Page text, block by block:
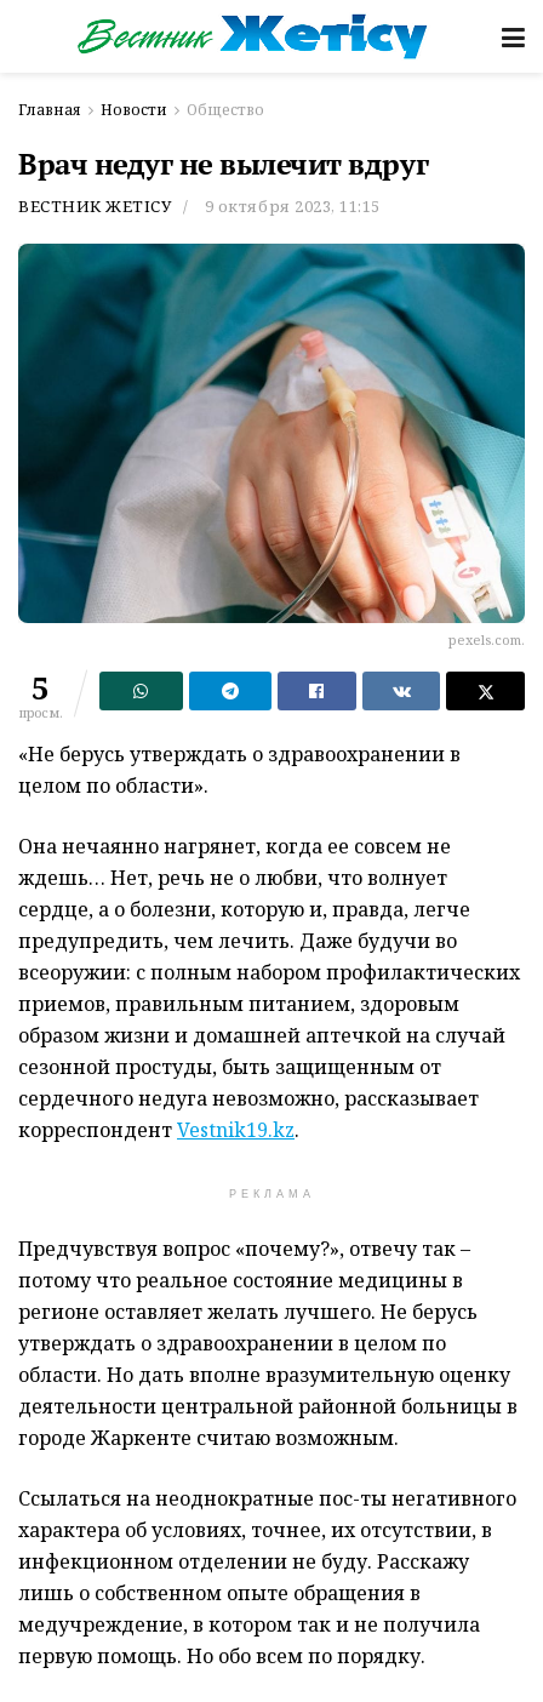
Главная Новости Общество
Врач недуг не вылечит вдруг
ВЕСТНИК ЖЕТІСУ 9 октября 2023, 11:15
pexels.com.
5
просм.
«Не берусь утверждать о здравоохранении в
целом по области».
Она нечаянно нагрянет, когда ее совсем не
ждешь… Нет, речь не о любви, что волнует
сердце, а о болезни, которую и, правда, легче
предупредить, чем лечить. Даже будучи во
всеоружии: с полным набором профилактических
приемов, правильным питанием, здоровым
образом жизни и домашней аптечкой на случай
сезонной простуды, быть защищенным от
сердечного недуга невозможно, рассказывает
корреспондентVestnik19.kz.
РЕКЛАМА
Предчувствуя вопрос «почему?», отвечу так –
потому что реальное состояние медицины в
регионе оставляет желать лучшего. Не берусь
утверждать о здравоохранении в целом по
области. Но дать вполне вразумительную оценку
деятельности центральной районной больницы в
городе Жаркенте считаю возможным.
Ссылаться на неоднократные пос-ты негативного
характера об условиях, точнее, их отсутствии, в
инфекционном отделении не буду. Расскажу
лишь о собственном опыте обращения в
медучреждение, в котором так и не получила
первую помощь. Но обо всем по порядку.